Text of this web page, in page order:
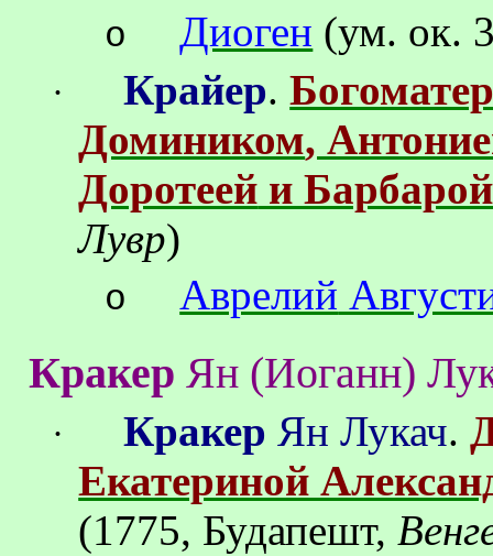
o Диоген (ум. ок.
· Крайер.
Домиником,
Доротеей и Барбарой
Лувр)
o Аврелий
Кракер Ян (Иоганн)
· Кракер Ян Лукач.
Екатериной
(1775, Будапешт,